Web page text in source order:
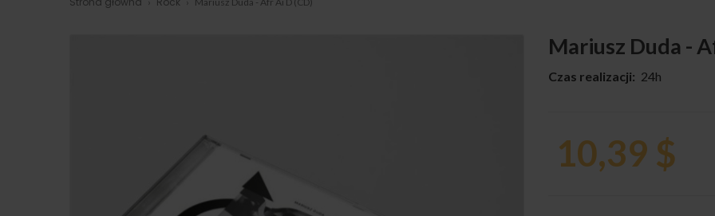
Mariusz Duda -
Czas realizacji: 24h
10,39 $